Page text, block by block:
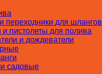
переходники для шлангов
и пистолеты для полива
и дождеватели
садовые